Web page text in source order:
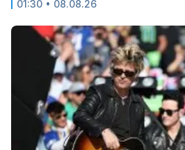
01:30 • 08.08.26